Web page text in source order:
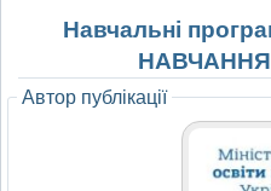
Навчальні
НАВЧАННЯ
Автор публікації